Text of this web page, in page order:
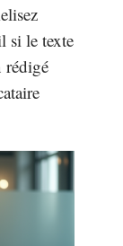
si le texte
rédigé